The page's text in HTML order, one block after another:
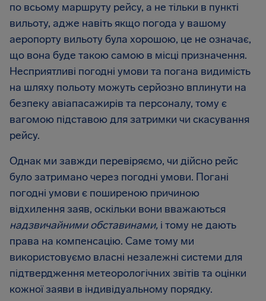
по всьому маршруту рейсу, а не тільки в пункті
вильоту, адже навіть якщо погода у вашому
аеропорту вильоту була хорошою, це не означає,
що вона буде такою самою в місці призначення.
Несприятливі погодні умови та погана видимість
на шляху польоту можуть серйозно вплинути на
безпеку авіапасажирів та персоналу, тому є
вагомою підставою для затримки чи скасування
рейсу.
Однак ми завжди перевіряємо, чи дійсно рейс
було затримано через погодні умови. Погані
погодні умови є поширеною причиною
відхилення заяв, оскільки вони вважаються
надзвичайними обставинами, і тому не дають
права на компенсацію. Саме тому ми
використовуємо власні незалежні системи для
підтвердження метеорологічних звітів та оцінки
кожної заяви в індивідуальному порядку.